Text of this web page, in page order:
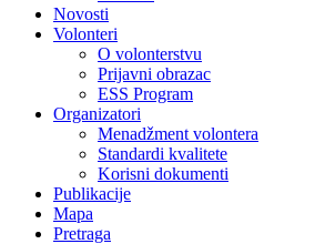
Novosti
Volonteri
O volonterstvu
Prijavni obrazac
ESS Program
Organizatori
Menadžment volontera
Standardi kvalitete
Korisni dokumenti
Publikacije
Mapa
Pretraga